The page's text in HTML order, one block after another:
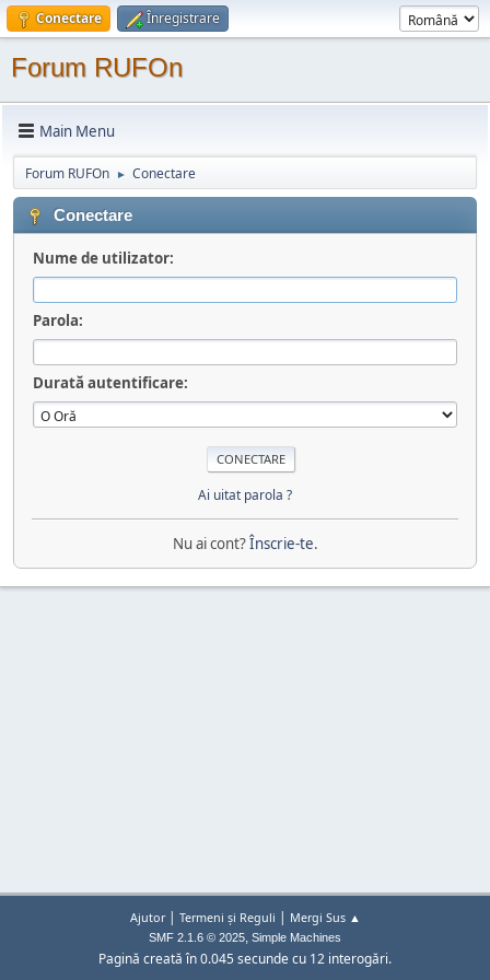
Conectare Înregistrare
Forum RUFOn
Main Menu
Forum RUFOn ► Conectare
Conectare
Nume de utilizator:
Parola:
Durată autentificare:
Ai uitat parola ?
Nu ai cont?Înscrie-te.
Ajutor| Termeni și Reguli | Mergi Sus ▲
SMF 2.1.6 © 2025, Simple Machines
Pagină creată în 0.045 secunde cu 12 interogări.